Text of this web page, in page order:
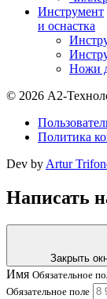
Инструмент
и оснастка
Ножи
© 2026 А2-
Политика
Dev by Artur
Написать
Закрыть
Имя Обязательное
Обязательное поле